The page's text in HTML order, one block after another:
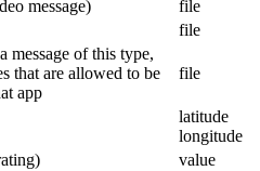
message)
file
file
message of this type,
that are allowed to be
app
file
latitude
longitude
value